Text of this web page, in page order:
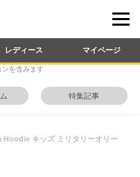
レディース マイページ
ンを含みます
特集記事
キッズ ミリタリーオリー